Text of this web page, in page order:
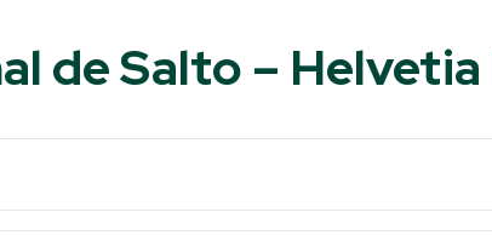
de Salto –